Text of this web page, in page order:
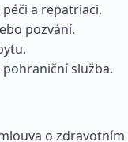
a repatriaci.
pozvání.
služba.
o zdravotním